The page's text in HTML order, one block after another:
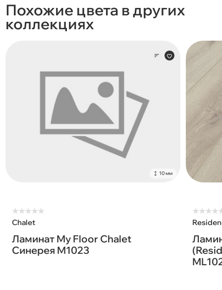
Похожие цвета в других
коллекциях
10 мм
★★★★★
Chalet
Ламинат My Floor Chalet
Синерея M1023
★★★★